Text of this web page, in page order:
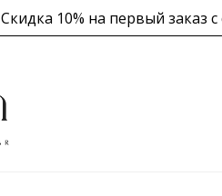
Скидка 10% на первый заказ с